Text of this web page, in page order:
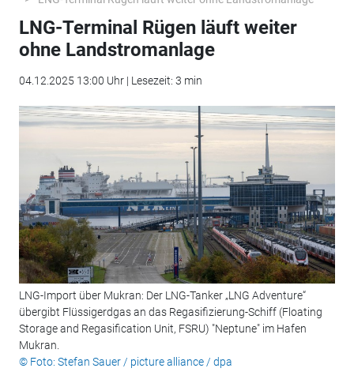
LNG-Terminal Rügen läuft weiter
ohne Landstromanlage
04.12.2025 13:00 Uhr | Lesezeit: 3 min
LNG-Import über Mukran: Der LNG-Tanker „LNG Adventure“
übergibt Flüssigerdgas an das Regasifizierung-Schiff (Floating
Storage and Regasification Unit, FSRU) "Neptune" im Hafen
Mukran.
© Foto: Stefan Sauer / picture alliance / dpa